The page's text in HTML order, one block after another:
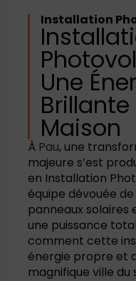
Installation
Une
Maison
À Pau, une
majeure s’est
en Installation
équipe dévouée
panneaux solaires
une puissance
comment cette
énergie propre et
magnifique ville du